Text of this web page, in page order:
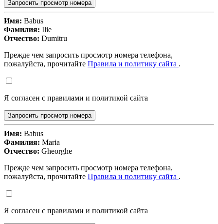
Запросить просмотр номера
Имя: Babus
Фамилия: Ilie
Отчество: Dumitru
Прежде чем запросить просмотр номера телефона,
пожалуйста, прочитайте Правила и политику сайта .
Я согласен с правилами и политикой сайта
Запросить просмотр номера
Имя: Babus
Фамилия: Maria
Отчество: Gheorghe
Прежде чем запросить просмотр номера телефона,
пожалуйста, прочитайте Правила и политику сайта .
Я согласен с правилами и политикой сайта